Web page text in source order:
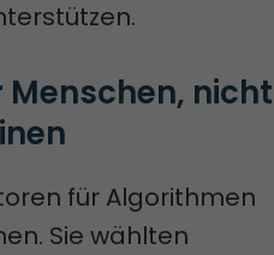
für Algorithmen
Sie wählten